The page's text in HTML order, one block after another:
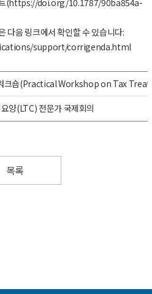
다음 링크에서 확인할 수 있습니다:
support/corrigenda.html
워크숍(Practical Workshop on Tax
양(LTC) 전문가 국제회의
목록